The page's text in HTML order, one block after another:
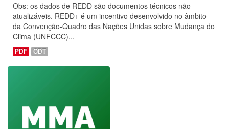
Obs: os dados de REDD são documentos técnicos não
atualizáveis. REDD+ é um incentivo desenvolvido no âmbito
da Convenção-Quadro das Nações Unidas sobre Mudança do
Clima (UNFCCC)...
PDF ODT